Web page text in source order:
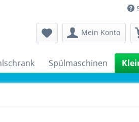
Mein Konto
Spülmaschinen